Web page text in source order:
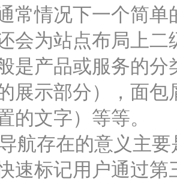
常情况下一个简
会为站点布局上
是产品或服务的
展示部分），面包
的文字）等等。
航存在的意义主要
速标记用户通过